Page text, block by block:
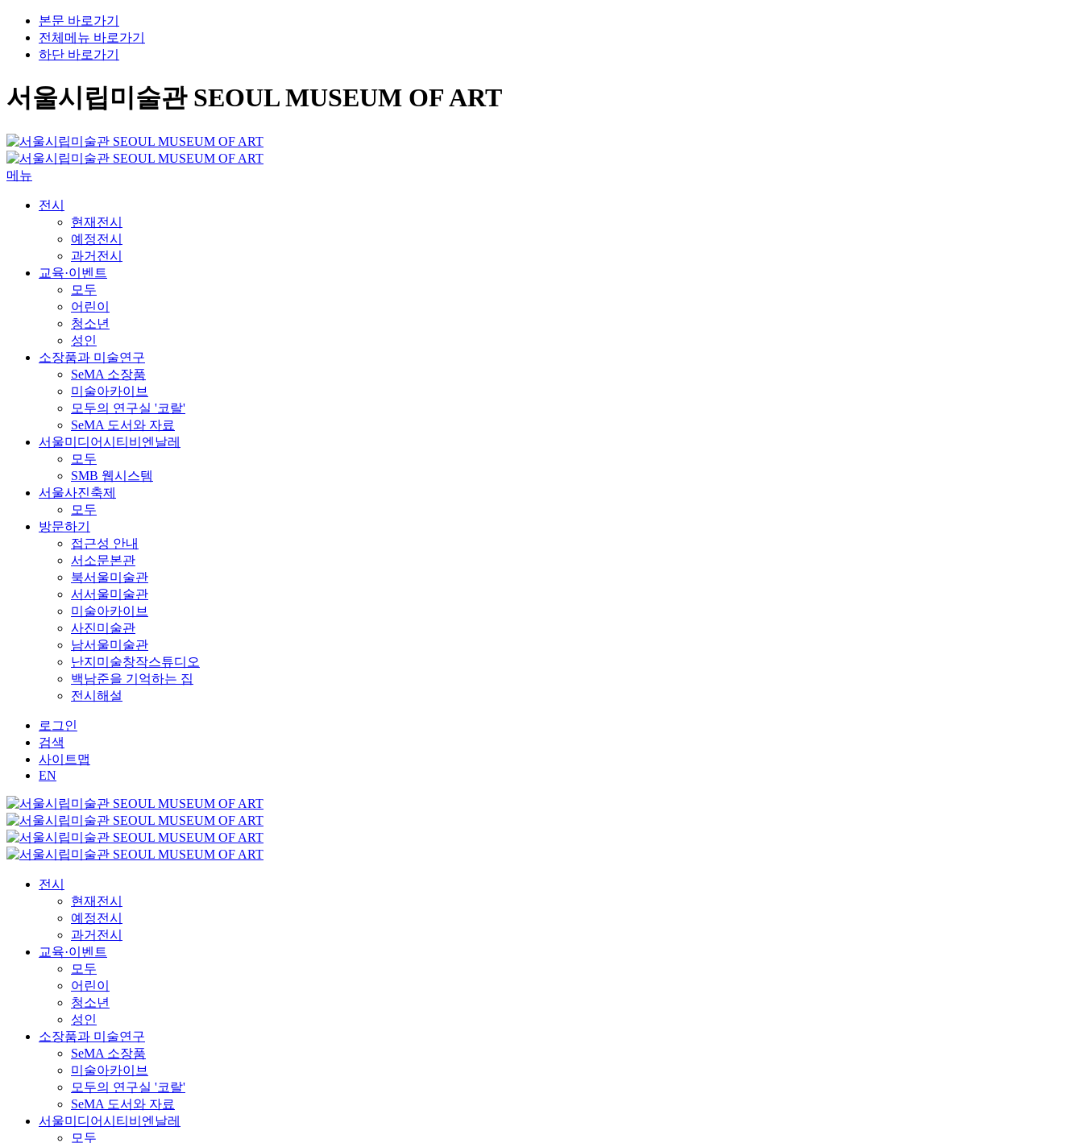
본문 바로가기
전체메뉴 바로가기
하단 바로가기
서울시립미술관 SEOUL MUSEUM OF ART
메뉴
전시
현재전시
예정전시
과거전시
교육·이벤트
모두
어린이
청소년
성인
소장품과 미술연구
SeMA 소장품
미술아카이브
모두의 연구실 '코랄'
SeMA 도서와 자료
서울미디어시티비엔날레
모두
SMB 웹시스템
서울사진축제
모두
방문하기
접근성 안내
서소문본관
북서울미술관
서서울미술관
미술아카이브
사진미술관
남서울미술관
난지미술창작스튜디오
백남준을 기억하는 집
전시해설
로그인
검색
사이트맵
EN
전시
현재전시
예정전시
과거전시
교육·이벤트
모두
어린이
청소년
성인
소장품과 미술연구
SeMA 소장품
미술아카이브
모두의 연구실 '코랄'
SeMA 도서와 자료
서울미디어시티비엔날레
모두